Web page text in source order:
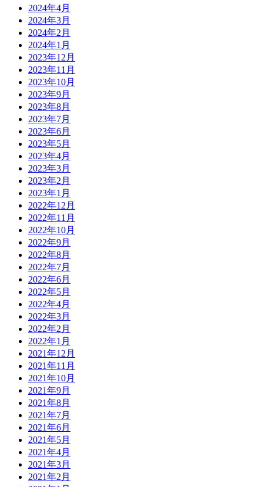
2024年4月
2024年3月
2024年2月
2024年1月
2023年12月
2023年11月
2023年10月
2023年9月
2023年8月
2023年7月
2023年6月
2023年5月
2023年4月
2023年3月
2023年2月
2023年1月
2022年12月
2022年11月
2022年10月
2022年9月
2022年8月
2022年7月
2022年6月
2022年5月
2022年4月
2022年3月
2022年2月
2022年1月
2021年12月
2021年11月
2021年10月
2021年9月
2021年8月
2021年7月
2021年6月
2021年5月
2021年4月
2021年3月
2021年2月